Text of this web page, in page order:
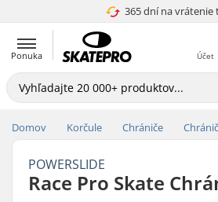
365 dní na vrátenie
4.8 z 5
Ponuka Účet
Domov Korčule Chrániče
POWERSLIDE
Race Pro Skate